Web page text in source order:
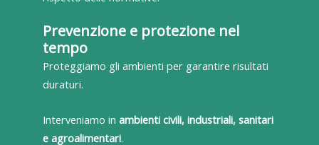
Prevenzione e protezione nel
tempo
Proteggiamo gli ambienti per garantire risultati
duraturi.
Interveniamo in ambienti civili, industriali, sanitari
e agroalimentari.